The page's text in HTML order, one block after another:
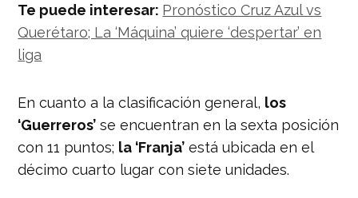
Te puede interesar: Pronóstico Cruz Azul vs
Querétaro; La ‘Máquina’ quiere ‘despertar’ en
liga
En cuanto a la clasificación general, los
‘Guerreros’ se encuentran en la sexta posición
con 11 puntos; la ‘Franja’ está ubicada en el
décimo cuarto lugar con siete unidades.